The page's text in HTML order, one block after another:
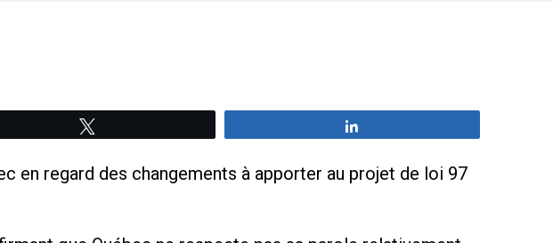
en regard des changements à apporter au projet de loi 97